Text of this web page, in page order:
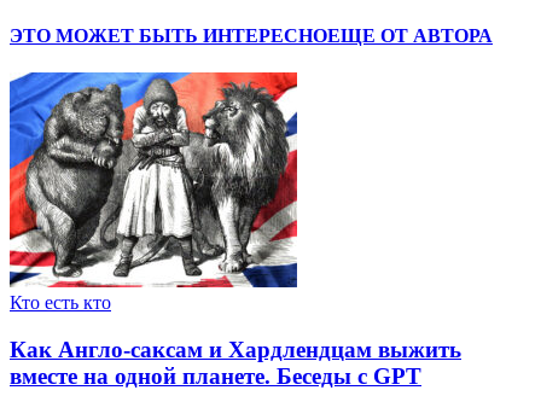
ЭТО МОЖЕТ БЫТЬ ИНТЕРЕСНОЕЩЕ ОТ АВТОРА
Кто есть кто
Как Англо-саксам и Хардлендцам выжить
вместе на одной планете. Беседы с GPT